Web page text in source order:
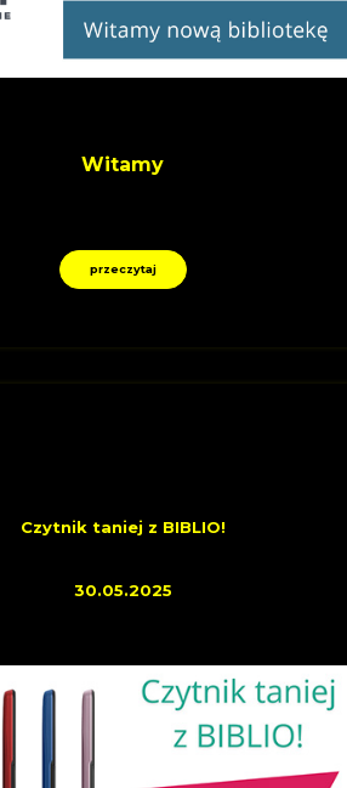
Witamy
przeczytaj
Czytnik taniej z BIBLIO!
30.05.2025